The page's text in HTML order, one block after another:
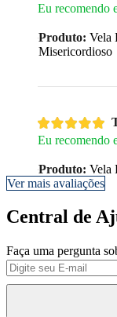
Eu recomendo
Produto: Vela
Misericordioso
Eu recomendo
Produto: Vela
Ver mais avaliações
Central de
Faça uma pergunta